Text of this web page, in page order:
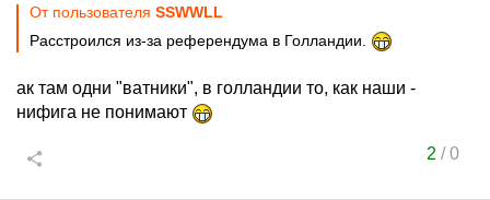
От пользователя SSWWLL
Расстроился из-за референдума в Голландии.
ак там одни "ватники", в голландии то, как наши -
нифига не понимают
2 /0